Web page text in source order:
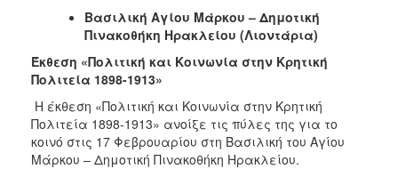
Βασιλική Αγίου Μάρκου – Δημοτική
Πινακοθήκη Ηρακλείου (Λιοντάρια)
Έκθεση «Πολιτική και Κοινωνία στην Κρητική
Πολιτεία 1898-1913»
Η έκθεση «Πολιτική και Κοινωνία στην Κρητική
Πολιτεία 1898-1913» ανοίξε τις πύλες της για το
κοινό στις 17 Φεβρουαρίου στη Βασιλική του Αγίου
Μάρκου – Δημοτική Πινακοθήκη Ηρακλείου.